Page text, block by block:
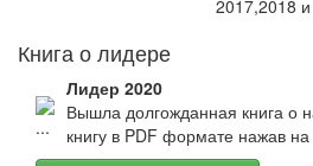
2017,2018
Книга о лидере
Лидер 2020
Вышла долгожданная книга о
книгу в PDF формате нажав на